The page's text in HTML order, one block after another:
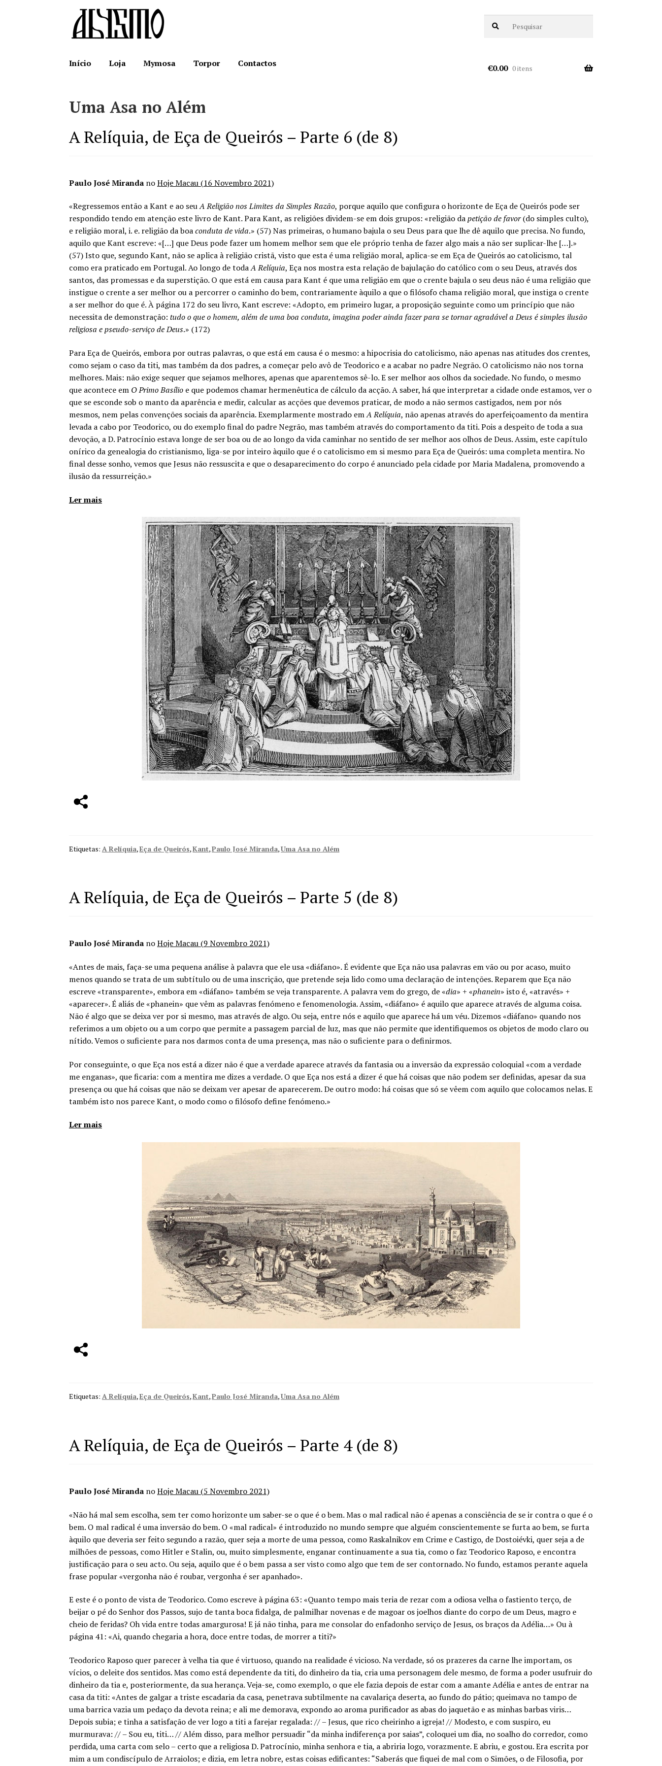
para
navegação
para
o
conteúdo
Início
Loja Mymosa Torpor Contactos €0.00 0 itens
Uma Asa no Além
A Relíquia, de Eça de Queirós – Parte 6 (de 8)
Paulo José Miranda noHoje Macau (16 Novembro 2021)
«Regressemos então a Kant e ao seuA Religião nos Limites da Simples Razão, porque aquilo que configura o horizonte de Eça de Queirós pode ser
respondido tendo em atenção este livro de Kant. Para Kant, as religiões dividem-se em dois grupos: «religião dapetição de favor(do simples culto),
e religião moral, i. e. religião da boaconduta de vida.» (57) Nas primeiras, o humano bajula o seu Deus para que lhe dê aquilo que precisa. No fundo,
aquilo que Kant escreve: «[…] que Deus pode fazer um homem melhor sem que ele próprio tenha de fazer algo mais a não ser suplicar-lhe […].»
(57) Isto que, segundo Kant, não se aplica à religião cristã, visto que esta é uma religião moral, aplica-se em Eça de Queirós ao catolicismo, tal
como era praticado em Portugal. Ao longo de todaA Relíquia, Eça nos mostra esta relação de bajulação do católico com o seu Deus, através dos
santos, das promessas e da superstição. O que está em causa para Kant é que uma religião em que o crente bajula o seu deus não é uma religião que
instigue o crente a ser melhor ou a percorrer o caminho do bem, contrariamente àquilo a que o filósofo chama religião moral, que instiga o crente
a ser melhor do que é. À página 172 do seu livro, Kant escreve: «Adopto, em primeiro lugar, a proposição seguinte como um princípio que não
necessita de demonstração:tudo o que o homem, além de uma boa conduta, imagina poder ainda fazer para se tornar agradável a Deus é simples ilusão
religiosa e pseudo-serviço de Deus.» (172)
Para Eça de Queirós, embora por outras palavras, o que está em causa é o mesmo: a hipocrisia do catolicismo, não apenas nas atitudes dos crentes,
como sejam o caso da titi, mas também da dos padres, a começar pelo avô de Teodorico e a acabar no padre Negrão. O catolicismo não nos torna
melhores. Mais: não exige sequer que sejamos melhores, apenas que aparentemos sê-lo. E ser melhor aos olhos da sociedade. No fundo, o mesmo
que acontece em O Primo Basílio e que podemos chamar hermenêutica de cálculo da acção. A saber, há que interpretar a cidade onde estamos, ver o
que se esconde sob o manto da aparência e medir, calcular as acções que devemos praticar, de modo a não sermos castigados, nem por nós
mesmos, nem pelas convenções sociais da aparência. Exemplarmente mostrado emA Relíquia, não apenas através do aperfeiçoamento da mentira
levada a cabo por Teodorico, ou do exemplo final do padre Negrão, mas também através do comportamento da titi. Pois a despeito de toda a sua
devoção, a D. Patrocínio estava longe de ser boa ou de ao longo da vida caminhar no sentido de ser melhor aos olhos de Deus. Assim, este capítulo
onírico da genealogia do cristianismo, liga-se por inteiro àquilo que é o catolicismo em si mesmo para Eça de Queirós: uma completa mentira. No
final desse sonho, vemos que Jesus não ressuscita e que o desaparecimento do corpo é anunciado pela cidade por Maria Madalena, promovendo a
ilusão da ressurreição.»
Ler mais
Etiquetas: A Relíquia,Eça de Queirós,Kant,Paulo José Miranda,Uma Asa no Além
A Relíquia, de Eça de Queirós – Parte 5 (de 8)
Paulo José Miranda noHoje Macau (9 Novembro 2021)
«Antes de mais, faça-se uma pequena análise à palavra que ele usa «diáfano». É evidente que Eça não usa palavras em vão ou por acaso, muito
menos quando se trata de um subtítulo ou de uma inscrição, que pretende seja lido como uma declaração de intenções. Reparem que Eça não
escreve «transparente», embora em «diáfano» também se veja transparente. A palavra vem do grego, de «dia» + «phanein» isto é, «através» +
«aparecer». É aliás de «phanein» que vêm as palavras fenómeno e fenomenologia. Assim, «diáfano» é aquilo que aparece através de alguma coisa.
Não é algo que se deixa ver por si mesmo, mas através de algo. Ou seja, entre nós e aquilo que aparece há um véu. Dizemos «diáfano» quando nos
referimos a um objeto ou a um corpo que permite a passagem parcial de luz, mas que não permite que identifiquemos os objetos de modo claro ou
nítido. Vemos o suficiente para nos darmos conta de uma presença, mas não o suficiente para o definirmos.
Por conseguinte, o que Eça nos está a dizer não é que a verdade aparece através da fantasia ou a inversão da expressão coloquial «com a verdade
me enganas», que ficaria: com a mentira me dizes a verdade. O que Eça nos está a dizer é que há coisas que não podem ser definidas, apesar da sua
presença ou que há coisas que não se deixam ver apesar de aparecerem. De outro modo: há coisas que só se vêem com aquilo que colocamos nelas. E
também isto nos parece Kant, o modo como o filósofo define fenómeno.»
Ler mais
Etiquetas:A Relíquia,Eça de Queirós,Kant,Paulo José Miranda,Uma Asa no Além
A Relíquia, de Eça de Queirós – Parte 4 (de 8)
Paulo José Miranda noHoje Macau (5 Novembro 2021)
«Não há mal sem escolha, sem ter como horizonte um saber-se o que é o bem. Mas o mal radical não é apenas a consciência de se ir contra o que é o
bem. O mal radical é uma inversão do bem. O «mal radical» é introduzido no mundo sempre que alguém conscientemente se furta ao bem, se furta
àquilo que deveria ser feito segundo a razão, quer seja a morte de uma pessoa, como Raskalnikov em Crime e Castigo, de Dostoiévki, quer seja a de
milhões de pessoas, como Hitler e Stalin, ou, muito simplesmente, enganar continuamente a sua tia, como o faz Teodorico Raposo, e encontra
justificação para o seu acto. Ou seja, aquilo que é o bem passa a ser visto como algo que tem de ser contornado. No fundo, estamos perante aquela
frase popular «vergonha não é roubar, vergonha é ser apanhado».
E este é o ponto de vista de Teodorico. Como escreve à página 63: «Quanto tempo mais teria de rezar com a odiosa velha o fastiento terço, de
beijar o pé do Senhor dos Passos, sujo de tanta boca fidalga, de palmilhar novenas e de magoar os joelhos diante do corpo de um Deus, magro e
cheio de feridas? Oh vida entre todas amargurosa! E já não tinha, para me consolar do enfadonho serviço de Jesus, os braços da Adélia…» Ou à
página 41: «Ai, quando chegaria a hora, doce entre todas, de morrer a titi?»
Teodorico Raposo quer parecer à velha tia que é virtuoso, quando na realidade é vicioso. Na verdade, só os prazeres da carne lhe importam, os
vícios, o deleite dos sentidos. Mas como está dependente da titi, do dinheiro da tia, cria uma personagem dele mesmo, de forma a poder usufruir do
dinheiro da tia e, posteriormente, da sua herança. Veja-se, como exemplo, o que ele fazia depois de estar com a amante Adélia e antes de entrar na
casa da titi: «Antes de galgar a triste escadaria da casa, penetrava subtilmente na cavalariça deserta, ao fundo do pátio; queimava no tampo de
uma barrica vazia um pedaço da devota reina; e ali me demorava, expondo ao aroma purificador as abas do jaquetão e as minhas barbas viris…
Depois subia; e tinha a satisfação de ver logo a titi a farejar regalada: // – Jesus, que rico cheirinho a igreja! // Modesto, e com suspiro, eu
murmurava: // – Sou eu, titi… // Além disso, para melhor persuadir “da minha indiferença por saias”, coloquei um dia, no soalho do corredor, como
perdida, uma carta com selo – certo que a religiosa D. Patrocínio, minha senhora e tia, a abriria logo, vorazmente. E abriu, e gostou. Era escrita por
mim a um condiscípulo de Arraiolos; e dizia, em letra nobre, estas coisas edificantes: “Saberás que fiquei de mal com o Simões, o de Filosofia, por